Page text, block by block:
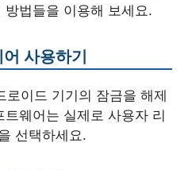
법들을 이용해 보세요.
사용하기
로이드 기기의 잠금을 해제
웨어는 실제로 사용자 리
선택하세요.